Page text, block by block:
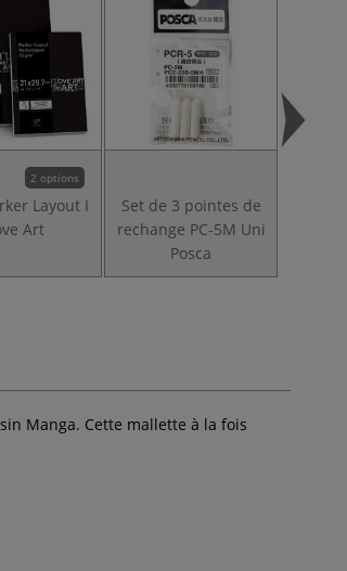
2 options
Layout I
Art
Set de 3 pointes de
rechange PC-5M Uni
Posca
Manga. Cette mallette à la fois